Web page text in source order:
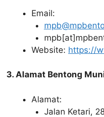
Email:
Website: https://
3. Alamat Bentong
Alamat:
Jalan Ketari,